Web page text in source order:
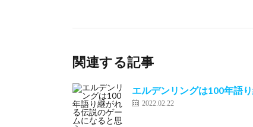
関連する記事
エルデンリングは100年語
2022.02.22